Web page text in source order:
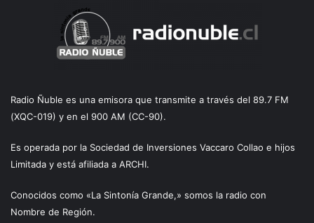
Radio Ñuble es una emisora que transmite a través del 89.7 FM
(XQC-019) y en el 900 AM (CC-90).
Es operada por la Sociedad de Inversiones Vaccaro Collao e hijos
Limitada y está afiliada a ARCHI.
Conocidos como «La Sintonía Grande,» somos la radio con
Nombre de Región.